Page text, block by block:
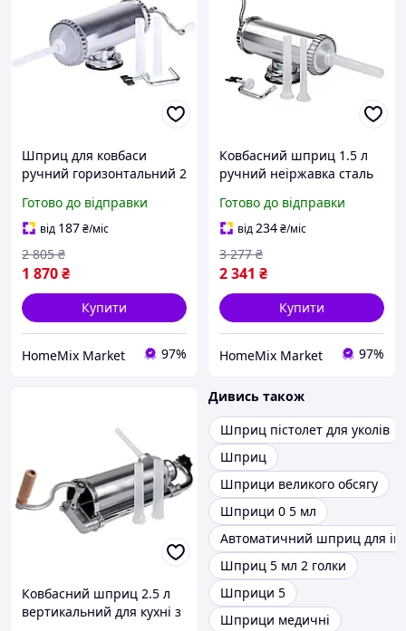
Шприц для ковбаси
ручний горизонтальний 2
неіржавка сталь GN-4440
Готово до відправки
від 187₴/міс
1 870₴
2 805 ₴
Купити
HomeMix Market 97%
Ковбасний шприц 1.5 л
ручний неіржавка сталь
10068
Готово до відправки
від234₴/міс
2 341 ₴
3 277 ₴
Купити
HomeMix Market 97%
Ковбасний шприц 2.5 л
вертикальний для кухні з
Дивись також
Шприц пістолет для уколів
Шприц
Шприци великого обсягу
Шприци 0 5 мл
Автоматичний шприц для
Шприц 5 мл 2 голки
Шприци 5
Шприци медичні